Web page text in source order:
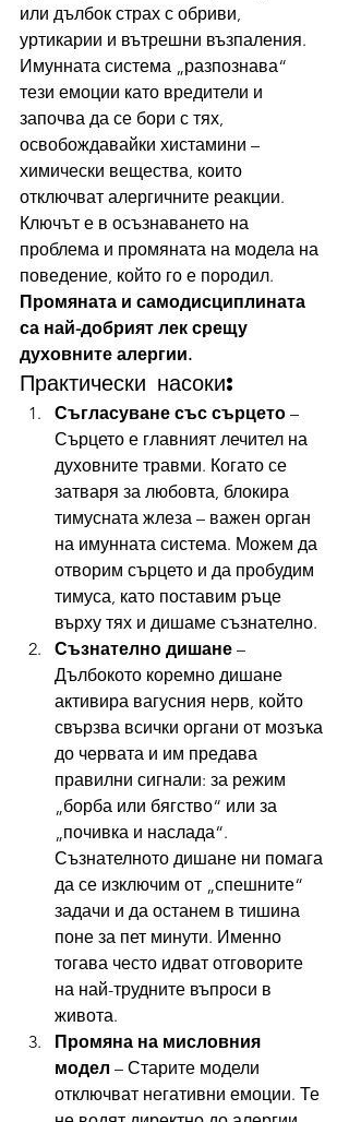
или дълбок страх с обриви,
уртикарии и вътрешни възпаления.
Имунната система „разпознава“
тези емоции като вредители и
започва да се бори с тях,
освобождавайки хистамини –
химически вещества, които
отключват алергичните реакции.
Ключът е в осъзнаването на
проблема и промяната на модела на
поведение, който го е породил.
Промяната и самодисциплината
са най-добрият лек срещу
духовните алергии.
Практически насоки:
Съгласуване със сърцето –
Сърцето е главният лечител на
духовните травми. Когато се
затваря за любовта, блокира
тимусната жлеза – важен орган
на имунната система. Можем да
отворим сърцето и да пробудим
тимуса, като поставим ръце
върху тях и дишаме съзнателно.
Съзнателно дишане –
Дълбокото коремно дишане
активира вагусния нерв, който
свързва всички органи от мозъка
до червата и им предава
правилни сигнали: за режим
„борба или бягство“ или за
„почивка и наслада“.
Съзнателното дишане ни помага
да се изключим от „спешните“
задачи и да останем в тишина
поне за пет минути. Именно
тогава често идват отговорите
на най-трудните въпроси в
живота.
Промяна на мисловния
модел – Старите модели
отключват негативни емоции. Те